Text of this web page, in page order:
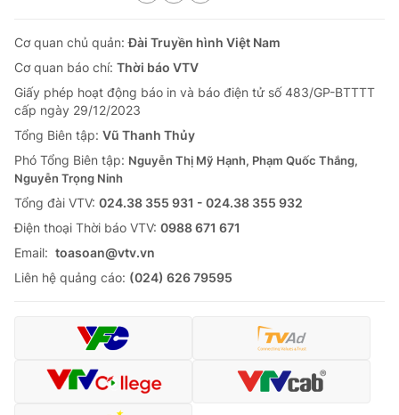
Cơ quan chủ quản:Đài Truyền hình Việt Nam
Cơ quan báo chí: Thời báo VTV
Giấy phép hoạt động báo in và báo điện tử số 483/GP-BTTTT
cấp ngày 29/12/2023
Tổng Biên tập: Vũ Thanh Thủy
Phó Tổng Biên tập: Nguyễn Thị Mỹ Hạnh, Phạm Quốc Thắng,
Nguyễn Trọng Ninh
Tổng đài VTV: 024.38 355 931 - 024.38 355 932
Ðiện thoại Thời báo VTV: 0988 671 671
Email: toasoan@vtv.vn
Liên hệ quảng cáo: (024) 626 79595